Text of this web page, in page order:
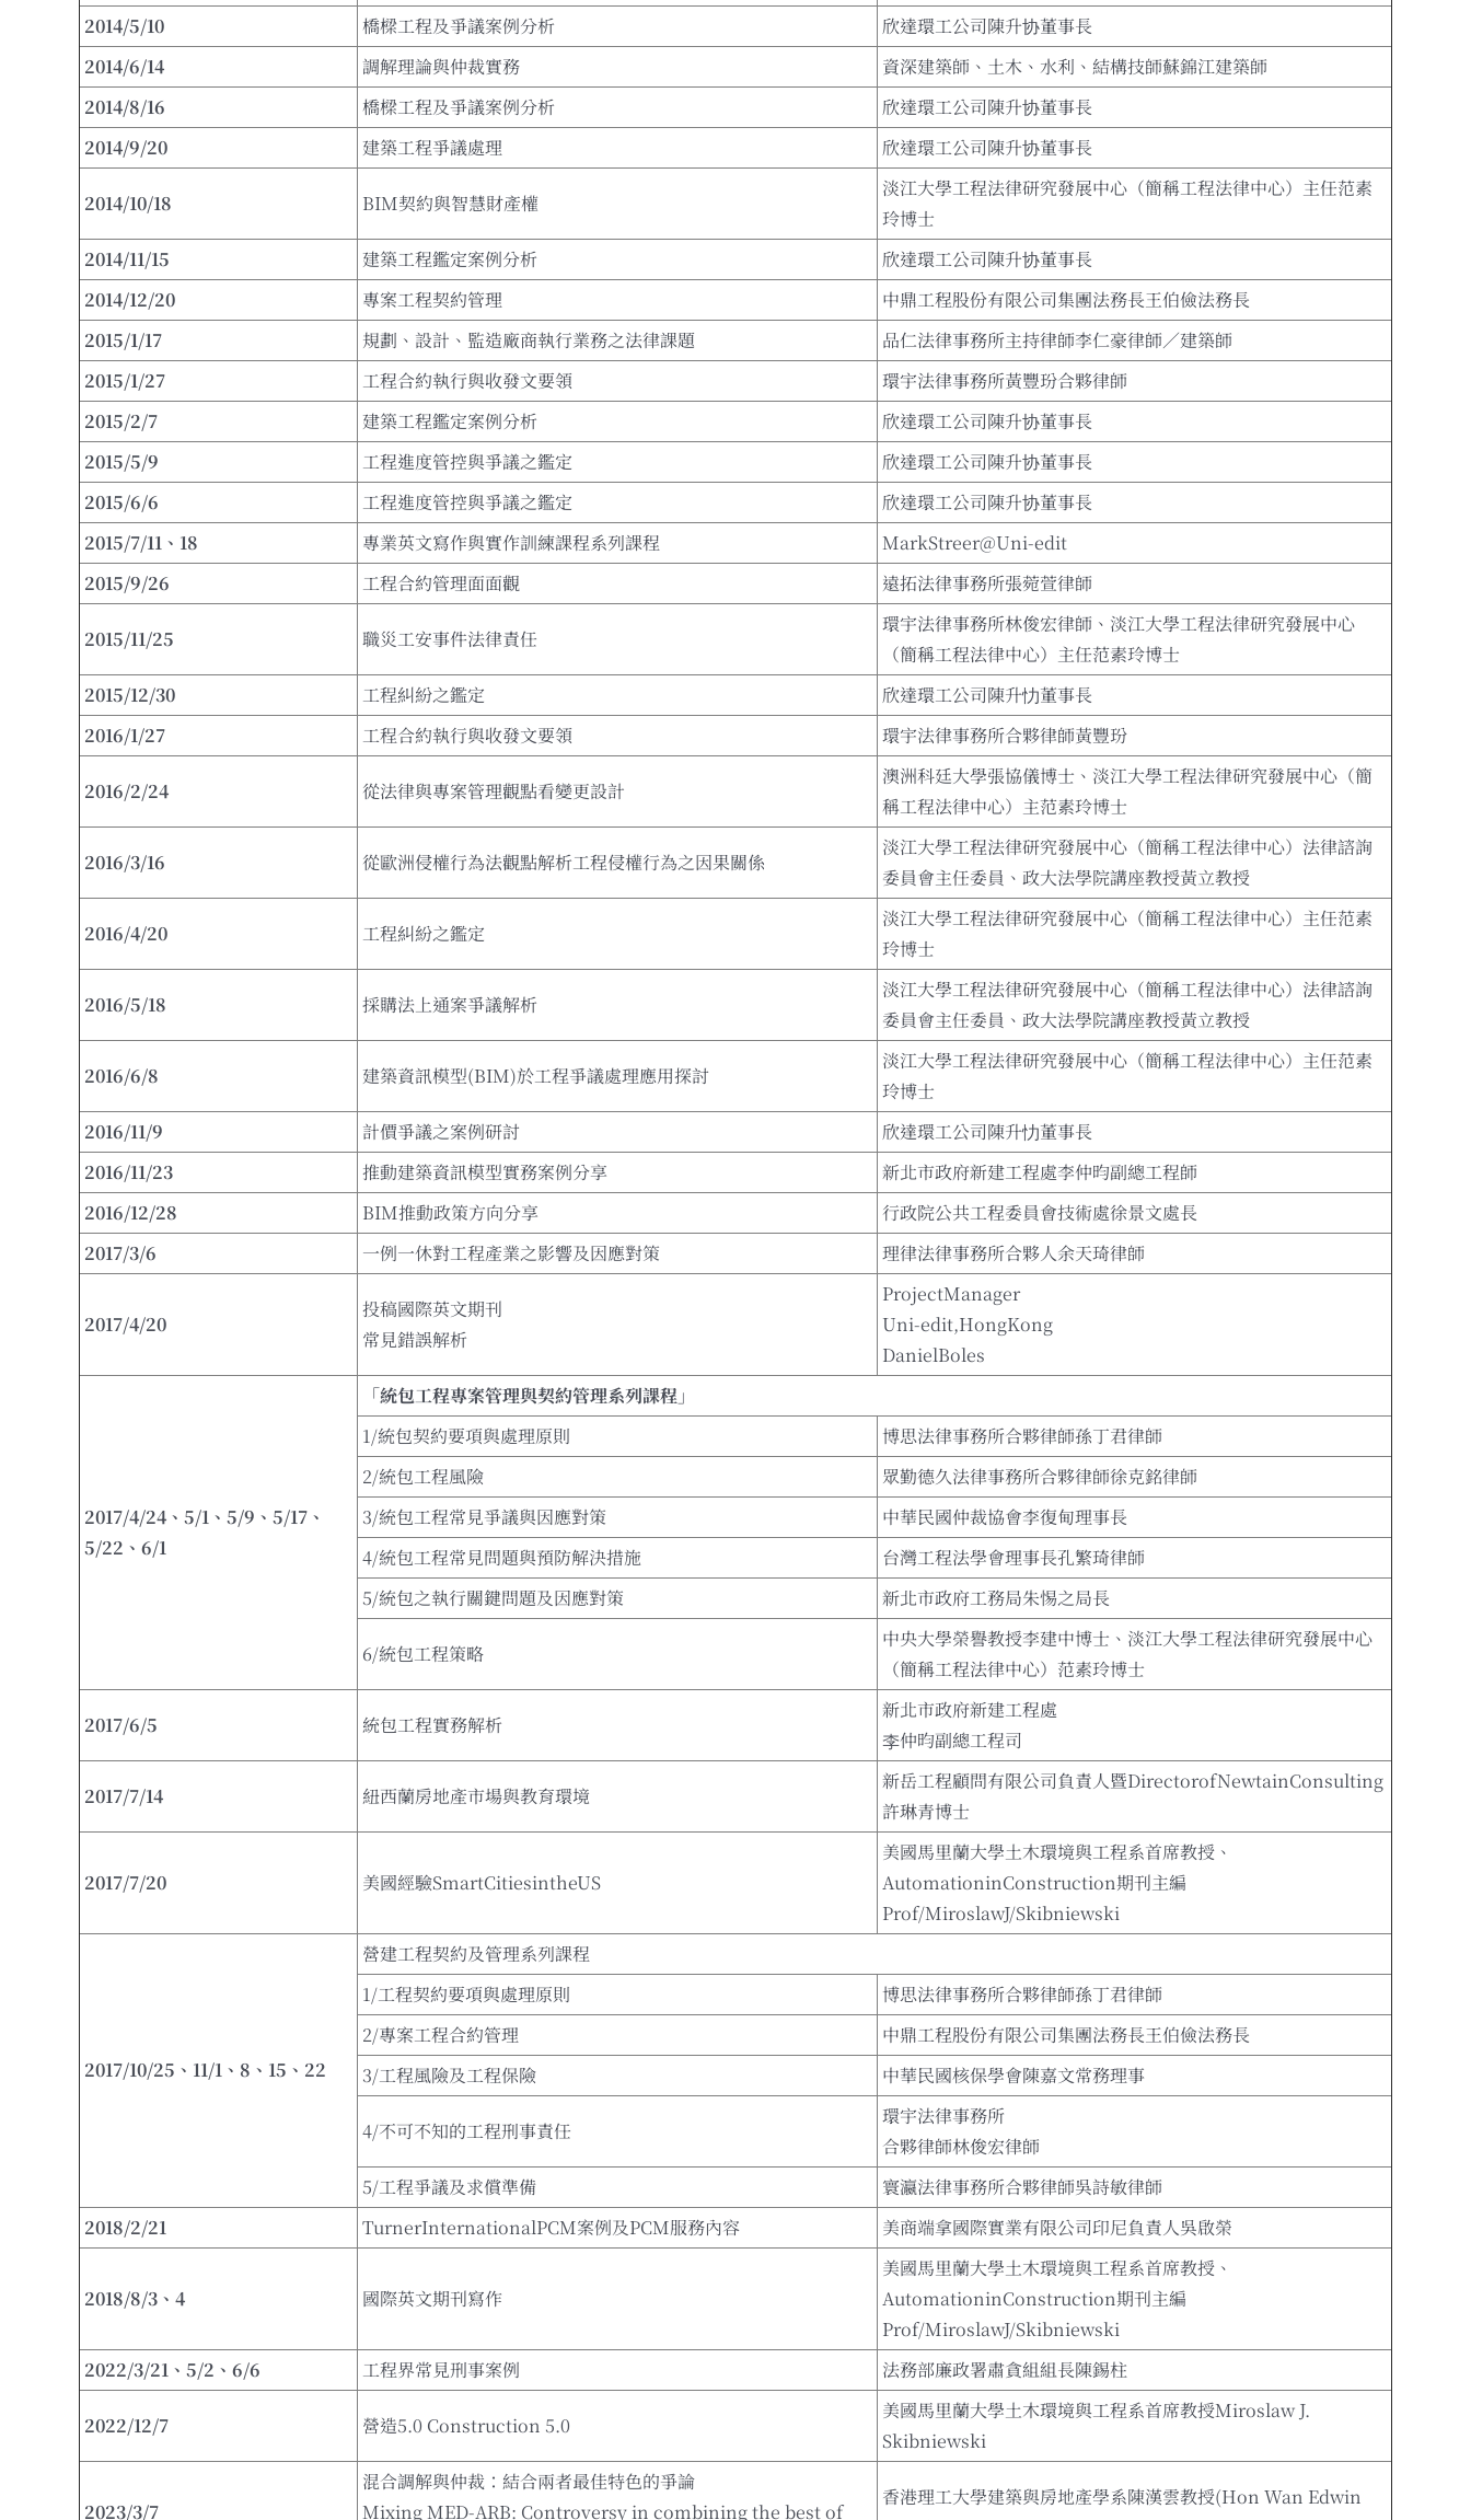
2014/5/10
橋樑工程及爭議案例分析
欣達環工公司陳升协董事長
2014/6/14
調解理論與仲裁實務
資深建築師、土木、水利、結構技師蘇錦江建築師
2014/8/16
橋樑工程及爭議案例分析
欣達環工公司陳升协董事長
2014/9/20
建築工程爭議處理 欣達環工公司陳升协董事長
2014/10/18 BIM契約與智慧財產權
淡江大學工程法律研究發展中心（簡稱工程法律中心）主任范素
玲博士
2014/11/15
建築工程鑑定案例分析
欣達環工公司陳升协董事長
2014/12/20
專案工程契約管理
中鼎工程股份有限公司集團法務長王伯儉法務長
2015/1/17
規劃、設計、監造廠商執行業務之法律課題
品仁法律事務所主持律師李仁豪律師／建築師
2015/1/27
工程合約執行與收發文要領
環宇法律事務所黃豐玢合夥律師
2015/2/7
建築工程鑑定案例分析
欣達環工公司陳升协董事長
2015/5/9
工程進度管控與爭議之鑑定
欣達環工公司陳升协董事長
2015/6/6
工程進度管控與爭議之鑑定
欣達環工公司陳升协董事長
2015/7/11 、 18 專業英文寫作與實作訓練課程系列課程
MarkStreer@Uni-edit
2015/9/26
工程合約管理面面觀 遠拓法律事務所張菀萱律師
2015/11/25 職災工安事件法律責任
環宇法律事務所林俊宏律師、淡江大學工程法律研究發展中心
（簡稱工程法律中心）主任范素玲博士
2015/12/30
工程糾紛之鑑定
欣達環工公司陳升忇董事長
2016/1/27
工程合約執行與收發文要領 環宇法律事務所合夥律師黃豐玢
2016/2/24 從法律與專案管理觀點看變更設計
澳洲科廷大學張協儀博士、淡江大學工程法律研究發展中心（簡
稱工程法律中心）主范素玲博士
2016/3/16 從歐洲侵權行為法觀點解析工程侵權行為之因果關係
淡江大學工程法律研究發展中心（簡稱工程法律中心）法律諮詢
委員會主任委員、政大法學院講座教授黃立教授
2016/4/20 工程糾紛之鑑定
淡江大學工程法律研究發展中心（簡稱工程法律中心）主任范素
玲博士
2016/5/18 採購法上通案爭議解析
淡江大學工程法律研究發展中心（簡稱工程法律中心）法律諮詢
委員會主任委員、政大法學院講座教授黃立教授
2016/6/8 建築資訊模型(BIM)於工程爭議處理應用探討
淡江大學工程法律研究發展中心（簡稱工程法律中心）主任范素
玲博士
2016/11/9
計價爭議之案例研討
欣達環工公司陳升忇董事長
2016/11/23
推動建築資訊模型實務案例分享
新北市政府新建工程處李仲昀副總工程師
2016/12/28
BIM推動政策方向分享
行政院公共工程委員會技術處徐景文處長
2017/3/6
一例一休對工程產業之影響及因應對策 理律法律事務所合夥人余天琦律師
2017/4/20
投稿國際英文期刊
常見錯誤解析
ProjectManager
Uni-edit,HongKong
DanielBoles
2017/4/24 、 5/1 、 5/9 、 5/17 、
5/22 、 6/1
「統包工程專案管理與契約管理系列課程」
1/統包契約要項與處理原則
博思法律事務所合夥律師孫丁君律師
2/統包工程風險
眾勤德久法律事務所合夥律師徐克銘律師
3/統包工程常見爭議與因應對策
中華民國仲裁協會李復甸理事長
4/統包工程常見問題與預防解決措施
台灣工程法學會理事長孔繁琦律師
5/統包之執行關鍵問題及因應對策
新北市政府工務局朱惕之局長
6/統包工程策略
中央大學榮譽教授李建中博士、淡江大學工程法律研究發展中心
（簡稱工程法律中心）范素玲博士
2017/6/5 統包工程實務解析
新北市政府新建工程處
李仲昀副總工程司
2017/7/14 紐西蘭房地產市場與教育環境
新岳工程顧問有限公司負責人暨DirectorofNewtainConsulting
許琳青博士
2017/7/20 美國經驗SmartCitiesintheUS
美國馬里蘭大學土木環境與工程系首席教授、
AutomationinConstruction期刊主編
Prof/MiroslawJ/Skibniewski
2017/10/25 、 11/1 、 8 、 15 、 22
營建工程契約及管理系列課程
1/工程契約要項與處理原則
博思法律事務所合夥律師孫丁君律師
2/專案工程合約管理
中鼎工程股份有限公司集團法務長王伯儉法務長
3/工程風險及工程保險
中華民國核保學會陳嘉文常務理事
4/不可不知的工程刑事責任
環宇法律事務所
合夥律師林俊宏律師
5/工程爭議及求償準備
寰瀛法律事務所合夥律師吳詩敏律師
2018/2/21
TurnerInternationalPCM案例及PCM服務內容 美商端拿國際實業有限公司印尼負責人吳啟榮
2018/8/3 、 4 國際英文期刊寫作
美國馬里蘭大學土木環境與工程系首席教授、
AutomationinConstruction期刊主編
Prof/MiroslawJ/Skibniewski
2022/3/21 、 5/2 、 6/6 工程界常見刑事案例 法務部廉政署肅貪組組長陳錫柱
2022/12/7 營造5.0 Construction 5.0
美國馬里蘭大學土木環境與工程系首席教授Miroslaw J.
Skibniewski
2023/3/7
混合調解與仲裁：結合兩者最佳特色的爭論
Mixing MED-ARB: Controversy in combining the best of
香港理工大學建築與房地產學系陳漢雲教授(Hon Wan Edwin